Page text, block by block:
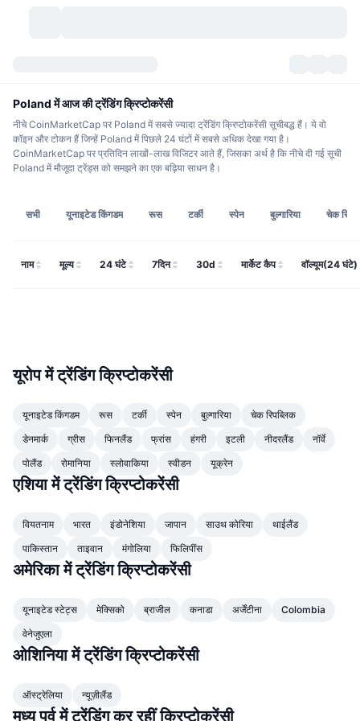
रैंकिंग
श्रेणियां
ऐतिहासिक स्नैपशॉट
लीडरबोर्ड
ट्रेंडिंग
आगामी
हाल ही में जोड़े गए
गेनर और लूजर
सबसे ज्यादा देखे गए
कम्युनिटी का सेंटिमेंट
चेन रैंकिंग
भविष्यवाणी बाजार
मार्केट
मार्केट ओवरव्यू
स्पॉट मार्केट
एक्सचेंज इनफ्लो/आउटफ्लो
संकेतक
भय एवं लालच सूचकांक।
ऑल्टकॉइन सीजन इंडेक्स
मार्केट साइकल इंडिकेटर्स
Bitcoin डोमिनेंस
CoinMarketCap 20 इंडेक्स
CoinMarketCap 100 इंडेक्स
ETF प्रवाह
डेक्सस्कैन
सिग्नल्स New
ट्रेंडिंग
शीर्ष ट्रेडर्स
एक्सचेंज
सेंट्रलाइज्ड एक्सचेंज
स्पॉट
डेरिवेटिव्स
कम्युनिटी
आर्टिकल
DEX API
उद्यम
कीमतें
संसाधन
प्रलेखन
सामान्य प्रश्न
AI इंटीग्रेशन्स
कौशल मार्केटप्लेस
कनवर्टर
संवादपत्र
CMC Launch
CMC Labs
CMC Max
मुख्य समाचार
Telegram बॉट
साइट विजेट
Poland में आज की ट्रेंडिंग क्रिप्टोकरेंसी
नीचे CoinMarketCap पर Poland में सबसे ज्यादा ट्रेंडिंग क्रिप्टोकरेंसी सूचीबद्ध हैं। ये वो
कॉइन और टोकन हैं जिन्हें Poland में पिछले 24 घंटों में सबसे अधिक देखा गया है।
CoinMarketCap पर प्रतिदिन लाखों-लाख विजिटर आते हैं, जिसका अर्थ है कि नीचे दी गई सूची
Poland में मौजूदा ट्रेंड्स को समझने का एक बढ़िया साधन है।
सभी यूनाइटेड किंगडम रूस टर्की स्पेन बुल्गारिया चेक
नाम मूल्य 24 घंटे 7दिन 30d मार्केट कैप वॉल्यूम(24 घंटे)
यूरोप में ट्रेंडिंग क्रिप्टोकरेंसी
यूनाइटेड किंगडम रूस टर्की स्पेन बुल्गारिया
चेक रिपब्लिक
डेनमार्क
ग्रीस फिनलैंड फ्रांस हंगरी इटली नीदरलैंड
नॉर्वे
पोलैंड
रोमानिया स्लोवाकिया स्वीडन यूक्रेन
एशिया में ट्रेंडिंग क्रिप्टोकरेंसी
वियतनाम भारत इंडोनेशिया जापान साउथ कोरिया
थाईलैंड
पाकिस्तान
ताइवान मंगोलिया फिलिपींस
अमेरिका में ट्रेंडिंग क्रिप्टोकरेंसी
यूनाइटेड स्टेट्स मेक्सिको ब्राजील कनाडा अर्जेंटीना
Colombia
वेनेजुएला
ओशिनिया में ट्रेंडिंग क्रिप्टोकरेंसी
ऑस्ट्रेलिया न्यूज़ीलैंड
मध्य पूर्व में ट्रेंडिंग कर रहीं क्रिप्टोकरेंसी